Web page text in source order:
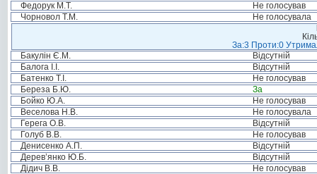
Федорук М.Т.
Не голосував
Чорновол Т.М.
Не голосувала
За:3 Проти:0
Бакулін Є.М.
Відсутній
Балога І.І.
Відсутній
Батенко Т.І.
Не голосував
Береза Б.Ю.
За
Бойко Ю.А.
Не голосував
Веселова Н.В.
Не голосувала
Герега О.В.
Відсутній
Голуб В.В.
Не голосував
Денисенко А.П.
Відсутній
Дерев’янко Ю.Б.
Відсутній
Дідич В.В.
Не голосував